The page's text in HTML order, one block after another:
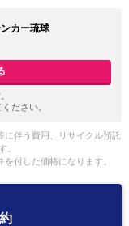
カー琉球
ださい。
に伴う費用、リサイクル預託
。
付した価格になります。